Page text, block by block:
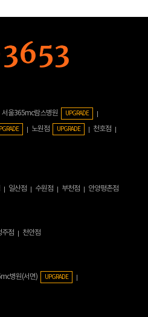
서울365mc람스병원 UPGRADE
노원점 UPGRADE
천호점
일산점 수원점 부천점 안양평촌점
주점 천안점
병원(서면) UPGRADE